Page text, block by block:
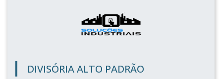
DIVISÓRIA ALTO PADRÃO